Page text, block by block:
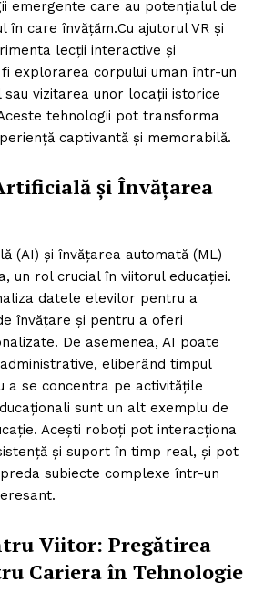
emergente care au potențialul de
în care învățăm.Cu ajutorul VR și
lecții interactive și
explorarea corpului uman într-un
sau vizitarea unor locații istorice
tehnologii pot transforma
captivantă și memorabilă.
și Învățarea
(AI) și învățarea automată (ML)
un rol crucial în viitorul educației.
datele elevilor pentru a
învățare și pentru a oferi
De asemenea, AI poate
eliberând timpul
a se concentra pe activitățile
sunt un alt exemplu de
Acești roboți pot interacționa
și suport în timp real, și pot
subiecte complexe într-un
Viitor: Pregătirea
Cariera în Tehnologie